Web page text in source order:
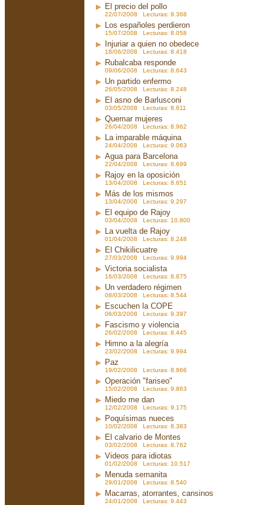
El precio del pollo
22/07/2008 Lecturas: 9.368
Los españoles perdieron
15/07/2008 Lecturas: 8.058
Injuriar a quien no obedece
18/06/2008 Lecturas: 8.418
Rubalcaba responde
09/06/2008 Lecturas: 8.643
Un partido enfermo
26/05/2008 Lecturas: 8.248
El asno de Barlusconi
03/05/2008 Lecturas: 8.611
Quemar mujeres
26/04/2008 Lecturas: 8.962
La imparable máquina
24/04/2008 Lecturas: 9.063
Agua para Barcelona
22/04/2008 Lecturas: 8.699
Rajoy en la oposición
13/04/2008 Lecturas: 8.651
Más de los mismos
13/04/2008 Lecturas: 9.297
El equipo de Rajoy
03/04/2008 Lecturas: 10.800
La vuelta de Rajoy
01/04/2008 Lecturas: 8.248
El Chikilicuatre
27/03/2008 Lecturas: 9.994
Victoria socialista
16/03/2008 Lecturas: 8.875
Un verdadero régimen
08/03/2008 Lecturas: 8.544
Escuchen la COPE
06/03/2008 Lecturas: 9.397
Fascismo y violencia
26/02/2008 Lecturas: 8.445
Himno a la alegría
23/02/2008 Lecturas: 9.994
Paz
19/02/2008 Lecturas: 8.866
Operación "fariseo"
15/02/2008 Lecturas: 9.863
Miedo me dan
12/02/2008 Lecturas: 9.175
Poquísimas nueces
10/02/2008 Lecturas: 8.383
El calvario de Montes
03/02/2008 Lecturas: 8.762
Videos para idiotas
01/02/2008 Lecturas: 10.517
Menuda semanita
29/01/2008 Lecturas: 8.540
Macarras, atorrantes, cansinos
24/01/2008 Lecturas: 9.443